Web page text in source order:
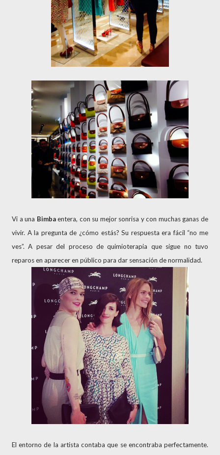
Vi a una Bimbaentera, con su mejor sonrisa y con muchas ganas de
vivir. A la pregunta de ¿cómo estás? Su respuesta era fácil “no me
ves”. A pesar del proceso de quimioterapia que sigue no tuvo
reparos en aparecer en público para dar sensación de normalidad.
El entorno de la artista contaba que se encontraba perfectamente.